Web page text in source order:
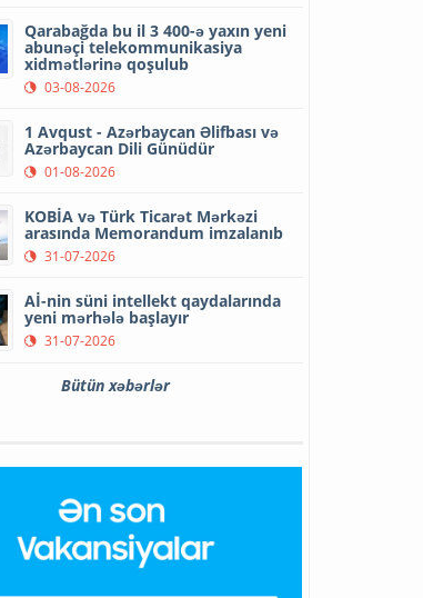
Qarabağda bu il 3 400-ə yaxın yeni
abunəçi telekommunikasiya
xidmətlərinə qoşulub
03-08-2026
1 Avqust - Azərbaycan Əlifbası və
Azərbaycan Dili Günüdür
01-08-2026
KOBİA və Türk Ticarət Mərkəzi
arasında Memorandum imzalanıb
31-07-2026
Aİ-nin süni intellekt qaydalarında
yeni mərhələ başlayır
31-07-2026
Bütün xəbərlər